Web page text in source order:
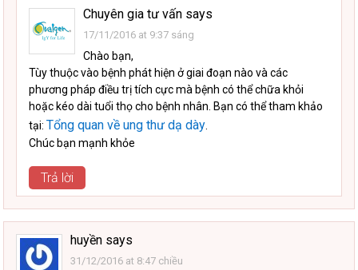
Chuyên gia tư vấn says
17/11/2016 at 9:37 sáng
Chào bạn,
Tùy thuộc vào bệnh phát hiện ở giai đoạn nào và các
phương pháp điều trị tích cực mà bệnh có thể chữa khỏi
hoặc kéo dài tuổi thọ cho bệnh nhân. Bạn có thể tham khảo
tại:Tổng quan về ung thư dạ dày.
Chúc bạn mạnh khỏe
Trả lời
huyền says
31/12/2016 at 8:47 chiều